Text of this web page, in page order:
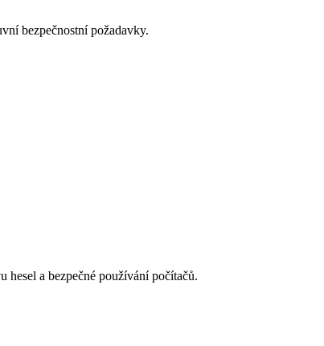
bezpečnostní požadavky.
a bezpečné používání počítačů.